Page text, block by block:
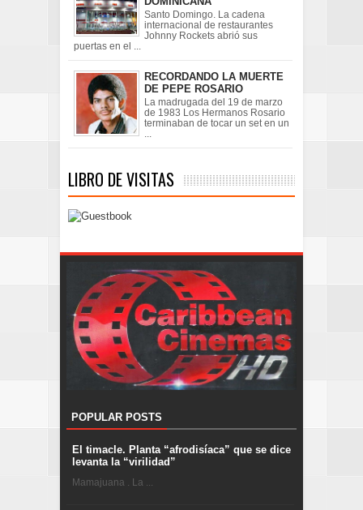
Santo Domingo. La cadena
internacional de restaurantes
Johnny Rockets abrió sus
puertas en el ...
RECORDANDO LA MUERTE
DE PEPE ROSARIO
La madrugada del 19 de marzo
de 1983 Los Hermanos Rosario
terminaban de tocar un set en un
LIBRO DE VISITAS
POPULAR POSTS
El timacle. Planta “afrodisíaca” que se dice
levanta la “virilidad”
Mamajuana . La ...